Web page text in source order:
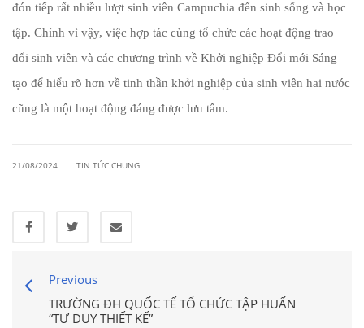
đón tiếp rất nhiều lượt sinh viên Campuchia đến sinh sống và học
tập. Chính vì vậy, việc hợp tác cùng tổ chức các hoạt động trao
đổi sinh viên và các chương trình về Khởi nghiệp Đổi mới Sáng
tạo để hiểu rõ hơn về tinh thần khởi nghiệp của sinh viên hai nước
cũng là một hoạt động đáng được lưu tâm.
21/08/2024 TIN TỨC CHUNG
Previous
TRƯỜNG ĐH QUỐC TẾ TỔ CHỨC TẬP HUẤN
“TƯ DUY THIẾT KẾ”